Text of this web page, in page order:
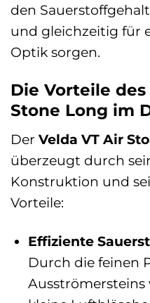
den
und gleichzeitig für
Optik sorgen.
Die Vorteile des
Stone Long im
Der Velda VT Air
überzeugt durch
Konstruktion und
Vorteile:
Effiziente
Durch die feinen